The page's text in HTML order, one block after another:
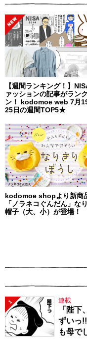
【週間ランキング！】
ァッションの記事がラン
ン！ kodomoe web 7月
25日の週間TOP5★
kodomoe shopより新商
「ノラネコぐんだん」な
帽子（大、小）が登場！
1 連載
「陛
ずいっ
も母で